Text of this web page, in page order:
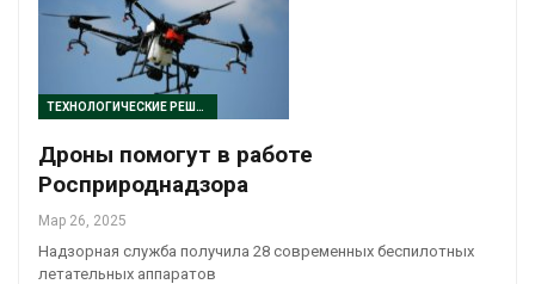
ТЕХНОЛОГИЧЕСКИЕ РЕШЕНИЯ
Дроны помогут в работе
Росприроднадзора
Мар 26, 2025
Надзорная служба получила 28 современных беспилотных
летательных аппаратов